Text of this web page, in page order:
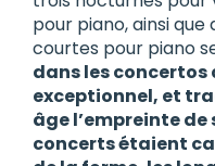
pour piano, ainsi
courtes pour piano
dans les
exceptionnel, et
âge l’empreinte
concerts étaient